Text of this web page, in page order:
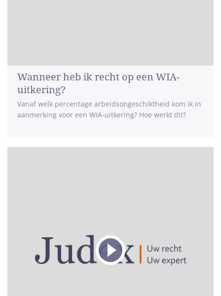
Wanneer heb ik recht op een WIA-
uitkering?
Vanaf welk percentage arbeidsongeschiktheid kom ik in
aanmerking voor een WIA-uitkering? Hoe werkt dit?